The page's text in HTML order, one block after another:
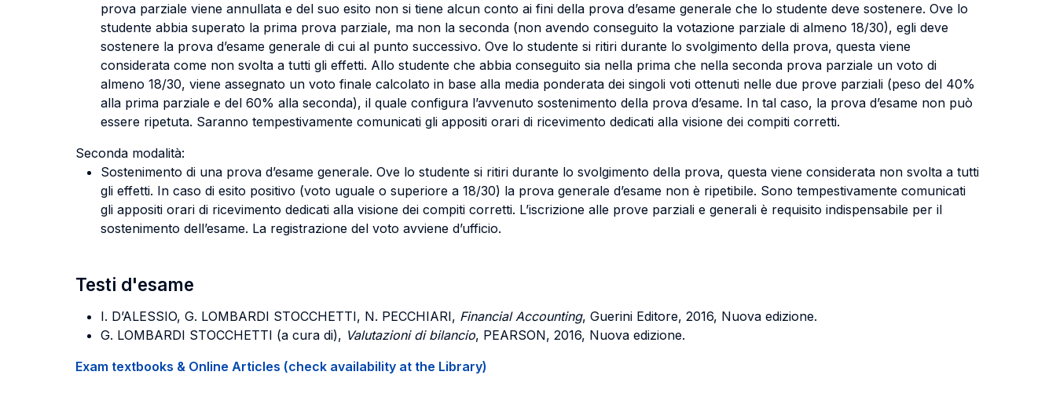
prova parziale viene annullata e del suo esito non si tiene alcun conto ai fini della prova d’esame generale che lo studente deve sostenere. Ove lo
studente abbia superato la prima prova parziale, ma non la seconda (non avendo conseguito la votazione parziale di almeno 18/30), egli deve
sostenere la prova d’esame generale di cui al punto successivo. Ove lo studente si ritiri durante lo svolgimento della prova, questa viene
considerata come non svolta a tutti gli effetti. Allo studente che abbia conseguito sia nella prima che nella seconda prova parziale un voto di
almeno 18/30, viene assegnato un voto finale calcolato in base alla media ponderata dei singoli voti ottenuti nelle due prove parziali (peso del 40%
alla prima parziale e del 60% alla seconda), il quale configura l’avvenuto sostenimento della prova d’esame. In tal caso, la prova d’esame non può
essere ripetuta. Saranno tempestivamente comunicati gli appositi orari di ricevimento dedicati alla visione dei compiti corretti.
Seconda modalità:
Sostenimento di una prova d’esame generale. Ove lo studente si ritiri durante lo svolgimento della prova, questa viene considerata non svolta a tutti
gli effetti. In caso di esito positivo (voto uguale o superiore a 18/30) la prova generale d’esame non è ripetibile. Sono tempestivamente comunicati
gli appositi orari di ricevimento dedicati alla visione dei compiti corretti. L’iscrizione alle prove parziali e generali è requisito indispensabile per il
sostenimento dell’esame. La registrazione del voto avviene d’ufficio.
Testi d'esame
I. D’ALESSIO, G. LOMBARDI STOCCHETTI, N. PECCHIARI, Financial Accounting, Guerini Editore, 2016, Nuova edizione.
G. LOMBARDI STOCCHETTI (a cura di), Valutazioni di bilancio, PEARSON, 2016, Nuova edizione.
Exam textbooks & Online Articles (check availability at the Library)